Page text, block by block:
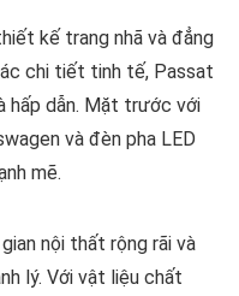
kế trang nhã và đẳng
chi tiết tinh tế, Passat
hấp dẫn. Mặt trước với
và đèn pha LED
mẽ.
nội thất rộng rãi và
lý. Với vật liệu chất